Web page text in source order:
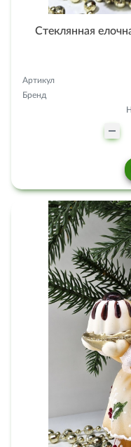
Стеклянная
Артикул
Бренд